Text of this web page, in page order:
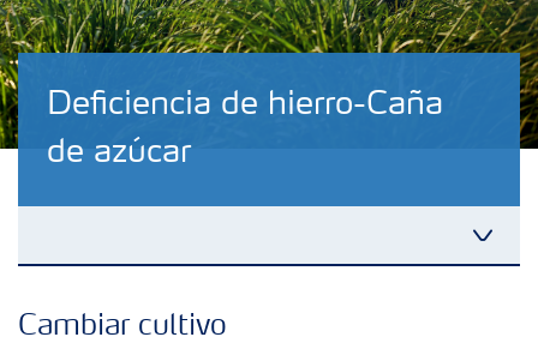
Deficiencia de hierro-Caña
de azúcar
Cambiar cultivo